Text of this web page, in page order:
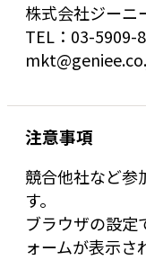
株式会社ジーニ
TEL：03-5909-
注意事項
競合他社など参
す。
ブラウザの設定
ォームが表示さ